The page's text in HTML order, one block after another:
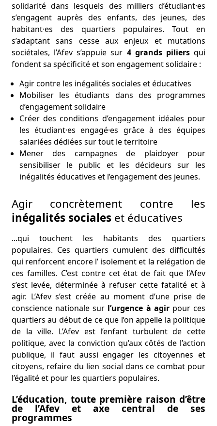
solidarité dans lesquels des milliers d’étudiant·es
s’engagent auprès des enfants, des jeunes, des
habitant·es des quartiers populaires. Tout en
s’adaptant sans cesse aux enjeux et mutations
sociétales, l’Afev s’appuie sur 4 grands piliersqui
fondent sa spécificité et son engagement solidaire :
Agir contre les inégalités sociales et éducatives
Mobiliser les étudiants dans des programmes
d’engagement solidaire
Créer des conditions d’engagement idéales pour
les étudiant·es engagé·es grâce à des équipes
salariées dédiées sur tout le territoire
Mener des campagnes de plaidoyer pour
sensibiliser le public et les décideurs sur les
inégalités éducatives et l’engagement des jeunes.
Agir concrètement contre les
inégalités sociales et éducatives
...qui touchent les habitants des quartiers
populaires. Ces quartiers cumulent des difficultés
qui renforcent encore l’ isolement et la relégation de
ces familles. C’est contre cet état de fait que l’Afev
s’est levée, déterminée à refuser cette fatalité et à
agir. L’Afev s’est créée au moment d’une prise de
conscience nationale sur l’urgence à agirpour ces
quartiers au début de ce que l’on appelle la politique
de la ville. L’Afev est l’enfant turbulent de cette
politique, avec la conviction qu’aux côtés de l’action
publique, il faut aussi engager les citoyennes et
citoyens, refaire du lien social dans ce combat pour
l’égalité et pour les quartiers populaires.
L’éducation, toute première raison d’être
de l’Afev et axe central de ses
programmes